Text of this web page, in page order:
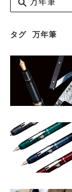
タグ 万年筆
CAR&BIKE
LIFESTYLE
COLUMN
MAGAZINE
ABOUT SITE